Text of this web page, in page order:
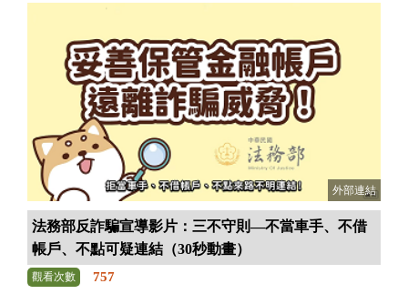
外部連結
法務部反詐騙宣導影片：三不守則—不當車手、不借
帳戶、不點可疑連結（30秒動畫）
觀看次數 757